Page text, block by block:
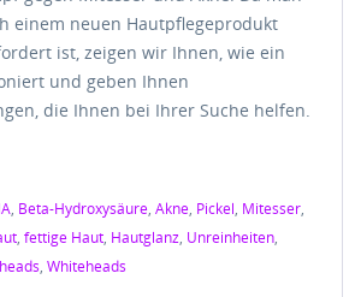
einem neuen Hautpflegeprodukt
ist, zeigen wir Ihnen, wie ein
und geben Ihnen
die Ihnen bei Ihrer Suche helfen.
, Beta-Hydroxysäure, Akne, Pickel, Mitesser,
, fettige Haut, Hautglanz, Unreinheiten,
, Whiteheads